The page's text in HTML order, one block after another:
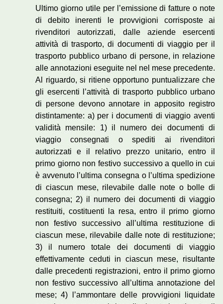
Ultimo giorno utile per l’emissione di fatture o note
di debito inerenti le provvigioni corrisposte ai
rivenditori autorizzati, dalle aziende esercenti
attività di trasporto, di documenti di viaggio per il
trasporto pubblico urbano di persone, in relazione
alle annotazioni eseguite nel nel mese precedente.
Al riguardo, si ritiene opportuno puntualizzare che
gli esercenti l’attività di trasporto pubblico urbano
di persone devono annotare in apposito registro
distintamente: a) per i documenti di viaggio aventi
validità mensile: 1) il numero dei documenti di
viaggio consegnati o spediti ai rivenditori
autorizzati e il relativo prezzo unitario, entro il
primo giorno non festivo successivo a quello in cui
è avvenuto l’ultima consegna o l’ultima spedizione
di ciascun mese, rilevabile dalle note o bolle di
consegna; 2) il numero dei documenti di viaggio
restituiti, costituenti la resa, entro il primo giorno
non festivo successivo all’ultima restituzione di
ciascun mese, rilevabile dalle note di restituzione;
3) il numero totale dei documenti di viaggio
effettivamente ceduti in ciascun mese, risultante
dalle precedenti registrazioni, entro il primo giorno
non festivo successivo all’ultima annotazione del
mese; 4) l’ammontare delle provvigioni liquidate